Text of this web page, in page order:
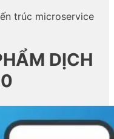
trúc microservice
DỊCH